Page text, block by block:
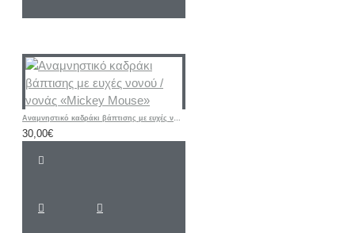
Αναμνηστικό καδράκι βάπτισης με ευχές νονού / νονάς «Mickey Mouse»
30,00€